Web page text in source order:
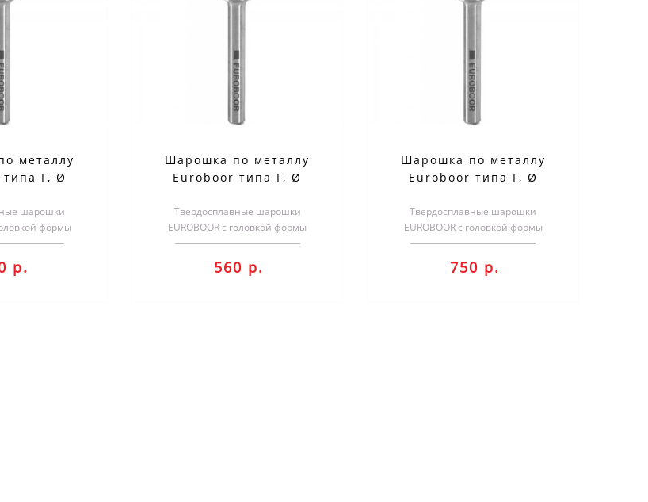
металлу
F, Ø
шарошки
формы
обработки
р.
Шарошка по металлу
Euroboor типа F, Ø
Твердосплавные шарошки
EUROBOOR с головкой формы
F.Применяются для обработки
различных металлов.Голо..
560 р.
Шарошка по металлу
Euroboor типа F, Ø
Твердосплавные шарошки
EUROBOOR с головкой формы
F.Применяются для обработки
различных металлов.Голо..
750 р.